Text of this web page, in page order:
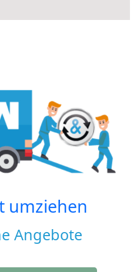
umziehen
Angebote